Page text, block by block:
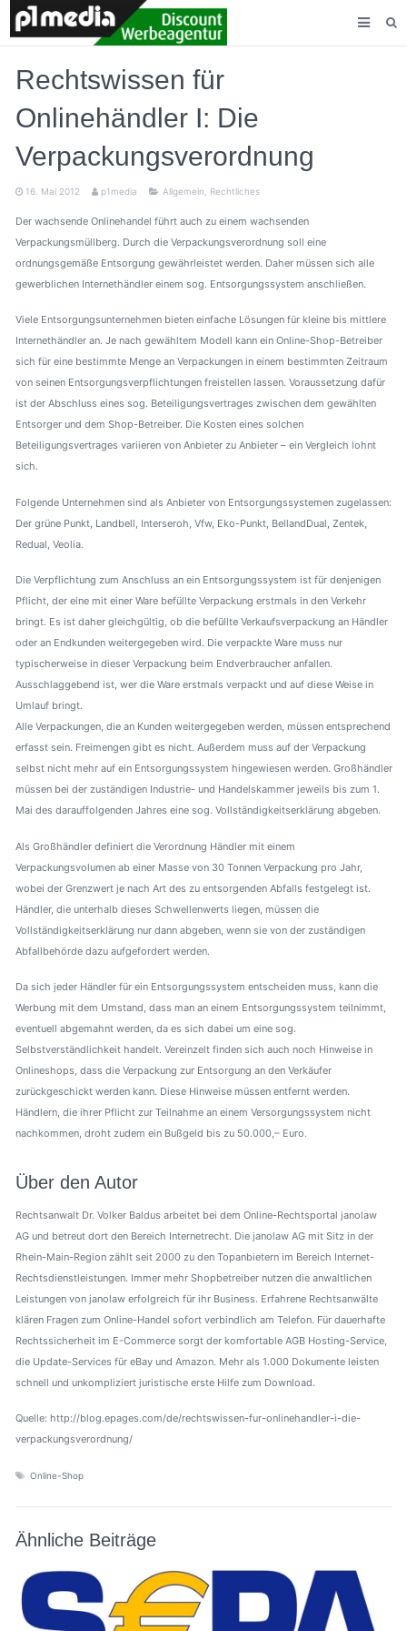
KONTAKT
Rechtswissen für
Onlinehändler I: Die
Verpackungsverordnung
16. Mai 2012 p1media Allgemein Rechtliches
Der wachsende Onlinehandel führt auch zu einem wachsenden
Verpackungsmüllberg. Durch die Verpackungsverordnung soll eine
ordnungsgemäße Entsorgung gewährleistet werden. Daher müssen sich alle
gewerblichen Internethändler einem sog. Entsorgungssystem anschließen.
Viele Entsorgungsunternehmen bieten einfache Lösungen für kleine bis mittlere
Internethändler an. Je nach gewähltem Modell kann ein Online-Shop-Betreiber
sich für eine bestimmte Menge an Verpackungen in einem bestimmten Zeitraum
von seinen Entsorgungsverpflichtungen freistellen lassen. Voraussetzung dafür
ist der Abschluss eines sog. Beteiligungsvertrages zwischen dem gewählten
Entsorger und dem Shop-Betreiber. Die Kosten eines solchen
Beteiligungsvertrages variieren von Anbieter zu Anbieter – ein Vergleich lohnt
sich.
Folgende Unternehmen sind als Anbieter von Entsorgungssystemen zugelassen:
Der grüne Punkt, Landbell, Interseroh, Vfw, Eko-Punkt, BellandDual, Zentek,
Redual, Veolia.
Die Verpflichtung zum Anschluss an ein Entsorgungssystem ist für denjenigen
Pflicht, der eine mit einer Ware befüllte Verpackung erstmals in den Verkehr
bringt. Es ist daher gleichgültig, ob die befüllte Verkaufsverpackung an Händler
oder an Endkunden weitergegeben wird. Die verpackte Ware muss nur
typischerweise in dieser Verpackung beim Endverbraucher anfallen.
Ausschlaggebend ist, wer die Ware erstmals verpackt und auf diese Weise in
Umlauf bringt.
Alle Verpackungen, die an Kunden weitergegeben werden, müssen entsprechend
erfasst sein. Freimengen gibt es nicht. Außerdem muss auf der Verpackung
selbst nicht mehr auf ein Entsorgungssystem hingewiesen werden. Großhändler
müssen bei der zuständigen Industrie- und Handelskammer jeweils bis zum 1.
Mai des darauffolgenden Jahres eine sog. Vollständigkeitserklärung abgeben.
Als Großhändler definiert die Verordnung Händler mit einem
Verpackungsvolumen ab einer Masse von 30 Tonnen Verpackung pro Jahr,
wobei der Grenzwert je nach Art des zu entsorgenden Abfalls festgelegt ist.
Händler, die unterhalb dieses Schwellenwerts liegen, müssen die
Vollständigkeitserklärung nur dann abgeben, wenn sie von der zuständigen
Abfallbehörde dazu aufgefordert werden.
Da sich jeder Händler für ein Entsorgungssystem entscheiden muss, kann die
Werbung mit dem Umstand, dass man an einem Entsorgungssystem teilnimmt,
eventuell abgemahnt werden, da es sich dabei um eine sog.
Selbstverständlichkeit handelt. Vereinzelt finden sich auch noch Hinweise in
Onlineshops, dass die Verpackung zur Entsorgung an den Verkäufer
zurückgeschickt werden kann. Diese Hinweise müssen entfernt werden.
Händlern, die ihrer Pflicht zur Teilnahme an einem Versorgungssystem nicht
nachkommen, droht zudem ein Bußgeld bis zu 50.000,– Euro.
Über den Autor
Rechtsanwalt Dr. Volker Baldus arbeitet bei dem Online-Rechtsportal janolaw
AG und betreut dort den Bereich Internetrecht. Die janolaw AG mit Sitz in der
Rhein-Main-Region zählt seit 2000 zu den Topanbietern im Bereich Internet-
Rechtsdienstleistungen. Immer mehr Shopbetreiber nutzen die anwaltlichen
Leistungen von janolaw erfolgreich für ihr Business. Erfahrene Rechtsanwälte
klären Fragen zum Online-Handel sofort verbindlich am Telefon. Für dauerhafte
Rechtssicherheit im E-Commerce sorgt der komfortable AGB Hosting-Service,
die Update-Services für eBay und Amazon. Mehr als 1.000 Dokumente leisten
schnell und unkompliziert juristische erste Hilfe zum Download.
Quelle: http://blog.epages.com/de/rechtswissen-fur-onlinehandler-i-die-
verpackungsverordnung/
Online-Shop
Ähnliche Beiträge